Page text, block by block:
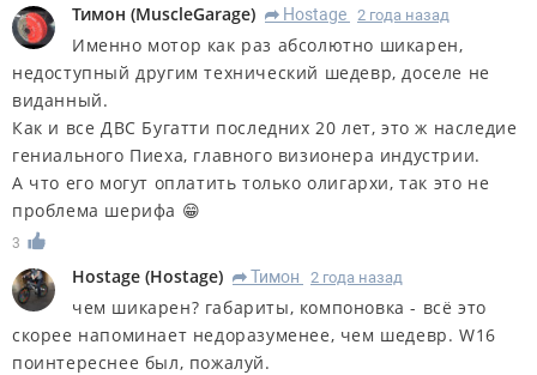
Тимон (MuscleGarage) R Hostage 2 года назад
Именно мотор как раз абсолютно шикарен,
недоступный другим технический шедевр, доселе не
виданный.
Как и все ДВС Бугатти последних 20 лет, это ж наследие
гениального Пиеха, главного визионера индустрии.
А что его могут оплатить только олигархи, так это не
проблема шерифа 😁
3
Hostage (Hostage) R Тимон 2 года назад
чем шикарен? габариты, компоновка - всё это
скорее напоминает недоразуменее, чем шедевр. W16
поинтереснее был, пожалуй.